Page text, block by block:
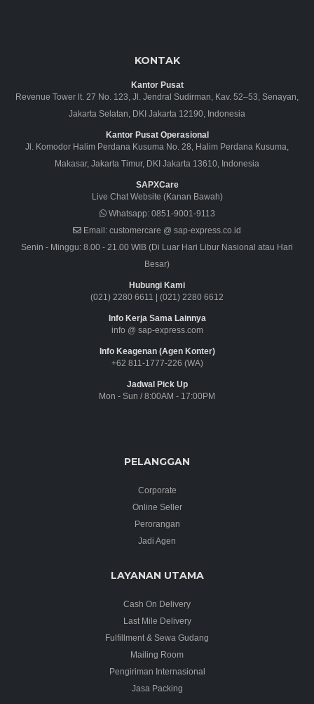
KONTAK
Kantor Pusat
Revenue Tower lt. 27 No. 123, Jl. Jendral Sudirman, Kav. 52–53, Senayan,
Jakarta Selatan, DKI Jakarta 12190, Indonesia
Kantor Pusat Operasional
Jl. Komodor Halim Perdana Kusuma No. 28, Halim Perdana Kusuma,
Makasar, Jakarta Timur, DKI Jakarta 13610, Indonesia
SAPXCare
Live Chat Website (Kanan Bawah)
Whatsapp:0851-9001-9113
Email: customercare @ sap-express.co.id
Senin - Minggu: 8.00 - 21.00 WIB (Di Luar Hari Libur Nasional atau Hari
Besar)
Hubungi Kami
(021) 2280 6611
(021) 2280 6612
Info Kerja Sama Lainnya
info @ sap-express.com
Info Keagenan (Agen Konter)
+62 811-1777-226 (WA)
Jadwal Pick Up
Mon - Sun / 8:00AM - 17:00PM
PELANGGAN
Corporate
Online Seller
Perorangan
Jadi Agen
LAYANAN UTAMA
Cash On Delivery
Last Mile Delivery
Fulfillment & Sewa Gudang
Mailing Room
Pengiriman Internasional
Jasa Packing